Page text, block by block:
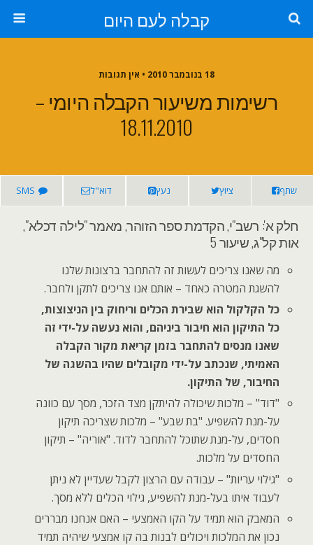
קבלה לעם היום
18 בנובמבר 2010 • אין תגובות
רשימות משיעור הקבלה היומי –
18.11.2010
שתף ציוץ נעץ דוא"ל SMS
חלק א': רשב"י, הקדמת ספר הזוהר, מאמר "לילה דכלא",
אות קל"ג, שיעור 5
מה שאנו צריכים לעשות זה להתחבר ברצונות שלנו
להשגת המטרה כאחד – אותם אנו צריכים לתקן ולחבר.
כל הקלקול הוא שבירת הכלים וריחוק בין הניצוצות,
כל התיקון הוא חיבור ביניהם, והוא נעשה על-ידי זה
שאנו מנסים להתחבר בזמן קריאת מקור הקבלה
האמיתי, שנכתב על-ידי מקובלים שהיו בהשגה של
החיבור, של התיקון.
"דוד" – מלכות שיכולה להיתקן מצד הזכר, מסך עם כוונה
על-מנת להשפיע. "בת שבע" – מלכות שצריכה תיקון
חסדים, על-מנת שתוכל להתחבר לדוד. "אוריה" – תיקון
החסדים על מלכות.
"גילוי עריות" – עבודה עם הרצון לקבל שעדיין לא ניתן
לעבוד איתו בעל-מנת להשפיע, גילוי הכלים ללא מסך.
המאבק הוא תמיד על הקו האמצעי – האם אנחנו מבררים
נכון את המלכות ויכולים לבנות בה קו אמצעי שיהיה תמיד